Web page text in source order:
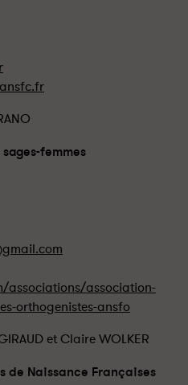
femmes
associations/association-
orthogenistes-ansfo
et Claire WOLKER
de Naissance Françaises